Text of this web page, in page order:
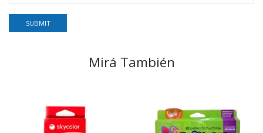
Mirá También